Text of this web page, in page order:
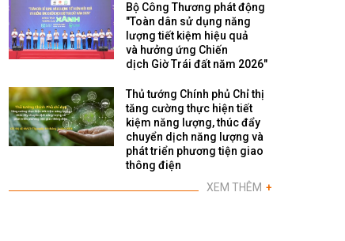
Bộ Công Thương phát động
"Toàn dân sử dụng năng
lượng tiết kiệm hiệu quả
và hưởng ứng Chiến
dịch Giờ Trái đất năm 2026"
Thủ tướng Chính phủ Chỉ thị
tăng cường thực hiện tiết
kiệm năng lượng, thúc đẩy
chuyển dịch năng lượng và
phát triển phương tiện giao
thông điện
XEM THÊM +